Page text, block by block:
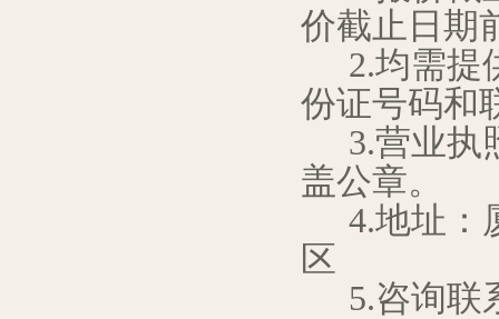
价截止日期
2.均需提
份证号码和
3.营业执
盖公章。
4.地址：
区
5.咨询联